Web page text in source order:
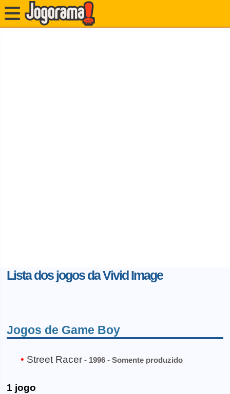
Lista dos jogos da Vivid Image
Jogos de Game Boy
Street Racer - 1996 - Somente produzido
1 jogo